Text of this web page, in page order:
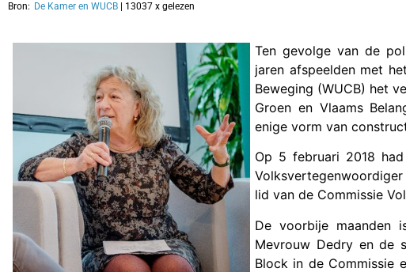
Bron: De Kamer en WUCB | 13037 x gelezen
Ten gevolge van de
jaren afspeelden met
Beweging (WUCB) het
Groen en Vlaams
enige vorm van
Op 5 februari 2018
lid van de Commissie
De voorbije maanden
Mevrouw Dedry en de
Block in de Commissie